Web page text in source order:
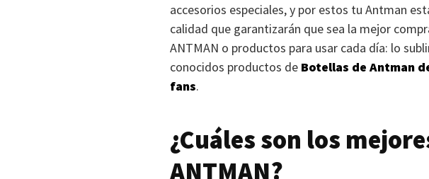
accesorios especiales, y por estos tu Antman
calidad que garantizarán que sea la mejor
ANTMAN o productos para usar cada día: lo
conocidos productos de Botellas de Antman
fans.
¿Cuáles son los
ANTMAN?